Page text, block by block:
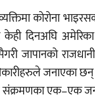
कोरोना
दिनअघि
जापानको राजधानी
जनाएका छन्
संक्रमणका एक–एक